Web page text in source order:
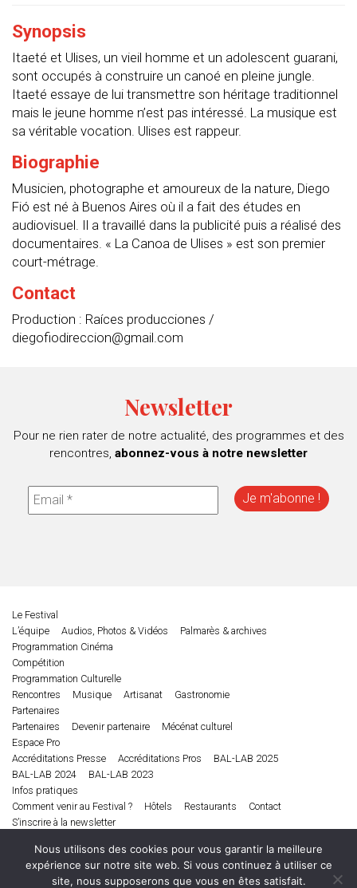
Synopsis
Itaeté et Ulises, un vieil homme et un adolescent guarani,
sont occupés à construire un canoé en pleine jungle.
Itaeté essaye de lui transmettre son héritage traditionnel
mais le jeune homme n’est pas intéressé. La musique est
sa véritable vocation. Ulises est rappeur.
Biographie
Musicien, photographe et amoureux de la nature, Diego
Fió est né à Buenos Aires où il a fait des études en
audiovisuel. Il a travaillé dans la publicité puis a réalisé des
documentaires. « La Canoa de Ulises » est son premier
court-métrage.
Contact
Production : Raíces producciones /
diegofiodireccion@gmail.com
Newsletter
Pour ne rien rater de notre actualité, des programmes et des
rencontres, abonnez-vous à notre newsletter
Le Festival
L’équipe
Audios, Photos & Vidéos
Palmarès & archives
Programmation Cinéma
Compétition
Programmation Culturelle
Rencontres
Musique Artisanat
Gastronomie
Partenaires
Partenaires
Devenir partenaire
Mécénat culturel
Espace Pro
Accréditations Presse
Accréditations Pros
BAL-LAB 2025
BAL-LAB 2024
BAL-LAB 2023
Infos pratiques
Comment venir au Festival ?
Hôtels Restaurants
Contact
S’inscrire à la newsletter
Cinéma
Musique Littérature
Débats d’idées
Festival de Biarritz Amérique Latine © 2026
Nous utilisons des cookies pour vous garantir la meilleure
expérience sur notre site web. Si vous continuez à utiliser ce
site, nous supposerons que vous en êtes satisfait.